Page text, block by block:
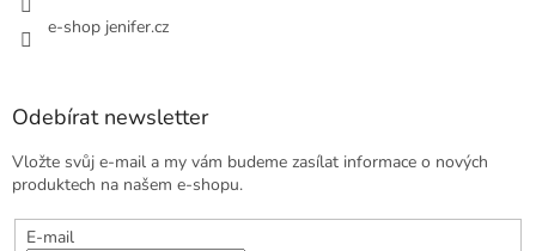
e-shop jenifer.cz
Odebírat newsletter
Vložte svůj e-mail a my vám budeme zasílat informace o nových
produktech na našem e-shopu.
E-mail